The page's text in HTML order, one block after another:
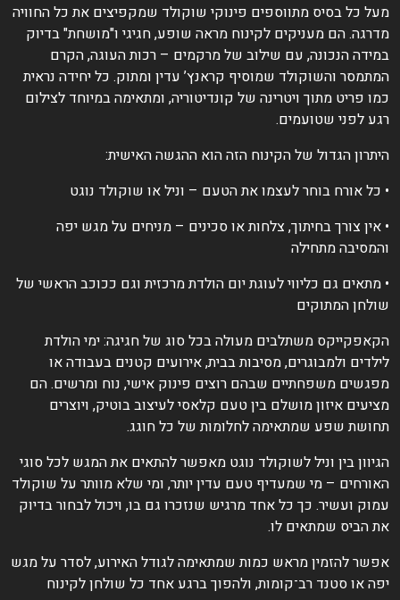
מעל כל בסיס מתווספים פינוקי שוקולד שמקפיצים את כל החוויה
מדרגה. הם מעניקים לקינוח מראה שופע, חגיגי ו"מושחת" בדיוק
במידה הנכונה, עם שילוב של מרקמים – רכות העוגה, הקרם
המתמסר והשוקולד שמוסיף קראנץ’ עדין ומתוק. כל יחידה נראית
כמו פריט מתוך ויטרינה של קונדיטוריה, ומתאימה במיוחד לצילום
רגע לפני שטועמים.
היתרון הגדול של הקינוח הזה הוא ההגשה האישית:
• כל אורח בוחר לעצמו את הטעם – וניל או שוקולד נוגט
• אין צורך בחיתוך, צלחות או סכינים – מניחים על מגש יפה
והמסיבה מתחילה
• מתאים גם כליווי לעוגת יום הולדת מרכזית וגם ככוכב הראשי של
שולחן המתוקים
הקאפקייקס משתלבים מעולה בכל סוג של חגיגה: ימי הולדת
לילדים ולמבוגרים, מסיבות בבית, אירועים קטנים בעבודה או
מפגשים משפחתיים שבהם רוצים פינוק אישי, נוח ומרשים. הם
מציעים איזון מושלם בין טעם קלאסי לעיצוב בוטיק, ויוצרים
תחושת שפע שמתאימה לחלומות של כל חוגג.
הגיוון בין וניל לשוקולד נוגט מאפשר להתאים את המגש לכל סוגי
האורחים – מי שמעדיף טעם עדין יותר, ומי שלא מוותר על שוקולד
עמוק ועשיר. כך כל אחד מרגיש שנזכרו גם בו, ויכול לבחור בדיוק
את הביס שמתאים לו.
אפשר להזמין מראש כמות שמתאימה לגודל האירוע, לסדר על מגש
יפה או סטנד רב־קומות, ולהפוך ברגע אחד כל שולחן לקינוח